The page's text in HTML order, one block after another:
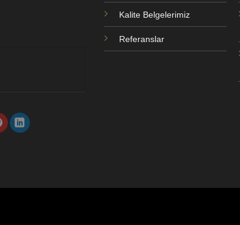
Kalite Belgelerimiz
Referanslar